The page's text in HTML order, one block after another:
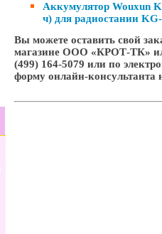
Аккумулятор Wouxun
ч) для радиостании
Вы можете оставить свой
магазине ООО «КРОТ-ТК»
(499) 164-5079 или по
форму онлайн-консультанта